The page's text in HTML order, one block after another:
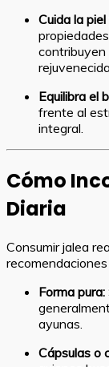
Cuida la
contribuyen
rejuvenecida.
Equilibra el
frente al
integral.
Cómo
Diaria
Consumir jalea
Forma pura:
ayunas.
Cápsulas o